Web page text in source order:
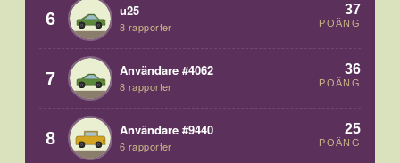
6 u25
8 rapporter
37
POÄNG
7 Användare #4062
8 rapporter
36
POÄNG
8 Användare #9440
6 rapporter
25
POÄNG